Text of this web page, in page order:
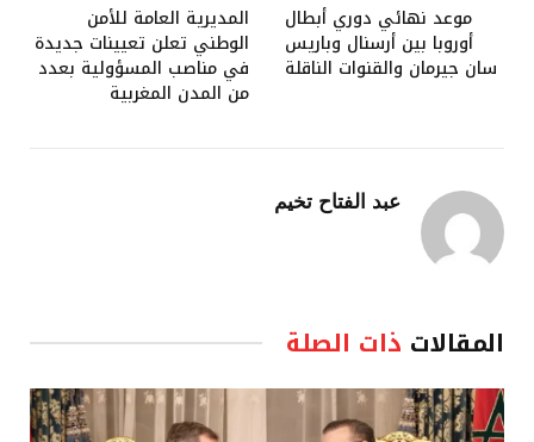
موعد نهائي دوري أبطال
أوروبا بين أرسنال وباريس
سان جيرمان والقنوات الناقلة
المديرية العامة للأمن
الوطني تعلن تعيينات جديدة
في مناصب المسؤولية بعدد
من المدن المغربية
عبد الفتاح تخيم
المقالات ذات الصلة